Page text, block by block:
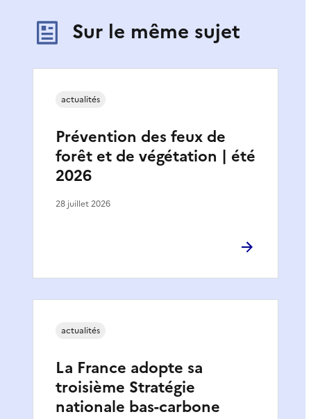
Sur le même sujet
Prévention des feux de
forêt et de végétation | été
2026
actualités
28 juillet 2026
La France adopte sa
troisième Stratégie
nationale bas-carbone
actualités